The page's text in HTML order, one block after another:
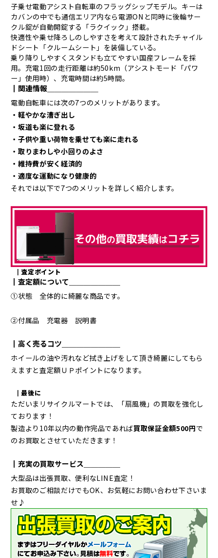
子乗せ電動アシスト自転車のフラッグシップモデル。キーは
カバンの中でも通信エリア内なら電源ONと同時に後輪サー
クル錠が自動開錠する「ラクイック」搭載。
快適性や乗せ降ろしのしやすさを考えて設計されたチャイル
ドシート「クルームシート」を装備している。
乗り降りしやすくスタンドも立てやすい国産フレームを採
用。充電1回の走行距離は約50km（アシストモード「パワ
ー」使用時）、充電時間は約5時間。
┃関連情報＿＿＿＿＿＿＿
電動自転車には次の7つのメリットがあります。
・軽やかな漕ぎ出し
・坂道も楽に登れる
・子供や重い荷物を乗せても楽に走れる
・取りまわしや小回りのよさ
・維持費が安く経済的
・適度な運動になり健康的
それでは以下で7つのメリットを詳しく紹介します。
┃査定ポイント
┃査定額について＿＿＿＿＿＿＿
①状態 全体的に綺麗な商品です。
②付属品 充電器 説明書
┃高く売るコツ＿＿＿＿＿＿＿＿
ホイールの油や汚れなど拭き上げをして頂き綺麗にしてもら
えますと査定額ＵＰポイントになります。
┃最後に
ただいまリサイクルマートでは、「扇風機」の買取を強化し
ております！
製造より10年以内の動作完品であれば買取保証金額500円で
のお買取とさせていただきます！
┃充実の買取サービス＿＿＿＿＿
大型品は出張買取、便利なLINE査定！
お買取のご相談だけでもOK、お気軽にお問い合わせ下さいま
せ♪